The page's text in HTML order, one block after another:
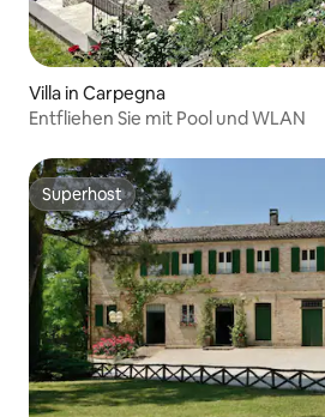
Villa in Carpegna
Entfliehen Sie mit Pool und WLAN
Superhost
Superhost